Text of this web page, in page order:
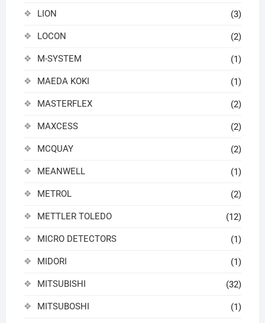
LION (3)
LOCON (2)
M-SYSTEM (1)
MAEDA KOKI (1)
MASTERFLEX (2)
MAXCESS (2)
MCQUAY (2)
MEANWELL (1)
METROL (2)
METTLER TOLEDO (12)
MICRO DETECTORS (1)
MIDORI (1)
MITSUBISHI (32)
MITSUBOSHI (1)